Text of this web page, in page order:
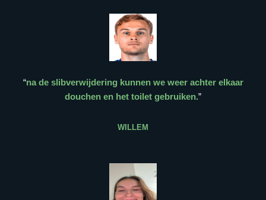
“na de slibverwijdering kunnen we weer achter elkaar
douchen en het toilet gebruiken.”
WILLEM